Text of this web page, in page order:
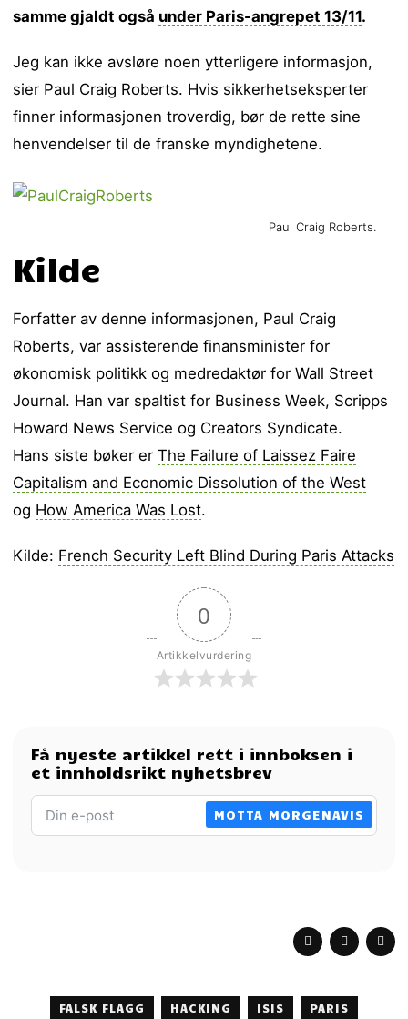
samme gjaldt også under Paris-angrepet 13/11.
Jeg kan ikke avsløre noen ytterligere informasjon,
sier Paul Craig Roberts. Hvis sikkerhetseksperter
finner informasjonen troverdig, bør de rette sine
henvendelser til de franske myndighetene.
Paul Craig Roberts.
Kilde
Forfatter av denne informasjonen, Paul Craig
Roberts, var assisterende finansminister for
økonomisk politikk og medredaktør for Wall Street
Journal. Han var spaltist for Business Week, Scripps
Howard News Service og Creators Syndicate.
Hans siste bøker erThe Failure of Laissez Faire
Capitalism and Economic Dissolution of the West
og How America Was Lost.
Kilde: French Security Left Blind During Paris Attacks
0
Artikkelvurdering
Få nyeste artikkel rett i innboksen i
et innholdsrikt nyhetsbrev
MOTTA MORGENAVIS
FALSK FLAGG HACKING ISIS PARIS